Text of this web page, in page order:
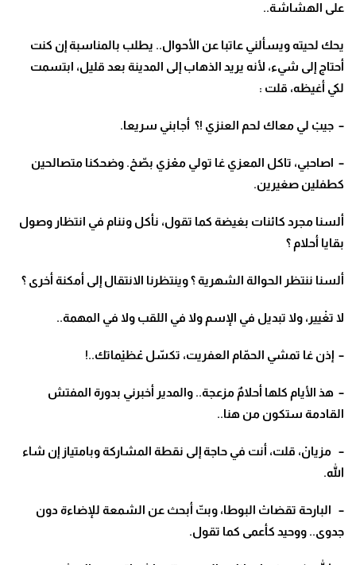
على الهشاشة..
يحك لحيته ويسألني عاتبا عن الأحوال.. يطلب بالمناسبة إن كنت
أحتاج إلى شيء، لأنه يريد الذهاب إلى المدينة بعد قليل، ابتسمت
لكي أغيظه، قلت :
– جيبْ لي معاك لحم العنزي !؟ أجابني سريعا.
– اصاحبي، تاكل المعزي غا تولي معْزي بصّحْ. وضحكنا متصالحين
كطفلين صغيرين.
ألسنا مجرد كائنات بغيضة كما تقول، نأكل وننام في انتظار وصول
بقايا أحلام ؟
ألسنا ننتظر الحوالة الشهرية ؟ وينتظرنا الانتقال إلى أمكنة أخرى ؟
لا تغْيير، ولا تبديل في الإسم ولا في اللقب ولا في المهمة..
– إذن غا تمشي الحمّام العفريت، تكسّل عْظيْماتك..!
– هذ الأيام كلها أحلامٌ مزعجة.. والمدير أخبرني بدورة المفتش
القادمة ستكون من هنا..
– مزيانْ، قلت، أنت في حاجة إلى نقطة المشاركة وبامتياز إن شاء
الله.
– البارحة تقضاتْ البوطا، وبتّ أبحث عن الشمعة للإضاءة دون
جدوى.. ووحيد كأعمى كما تقول.